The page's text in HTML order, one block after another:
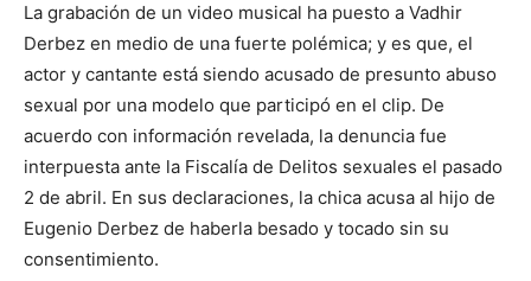
La grabación de un video musical ha puesto a Vadhir
Derbez en medio de una fuerte polémica; y es que, el
actor y cantante está siendo acusado de presunto abuso
sexual por una modelo que participó en el clip. De
acuerdo con información revelada, la denuncia fue
interpuesta ante la Fiscalía de Delitos sexuales el pasado
2 de abril. En sus declaraciones, la chica acusa al hijo de
Eugenio Derbez de haberla besado y tocado sin su
consentimiento.